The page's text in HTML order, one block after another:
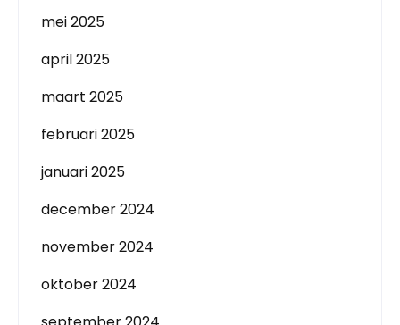
mei 2025
april 2025
maart 2025
februari 2025
januari 2025
december 2024
november 2024
oktober 2024